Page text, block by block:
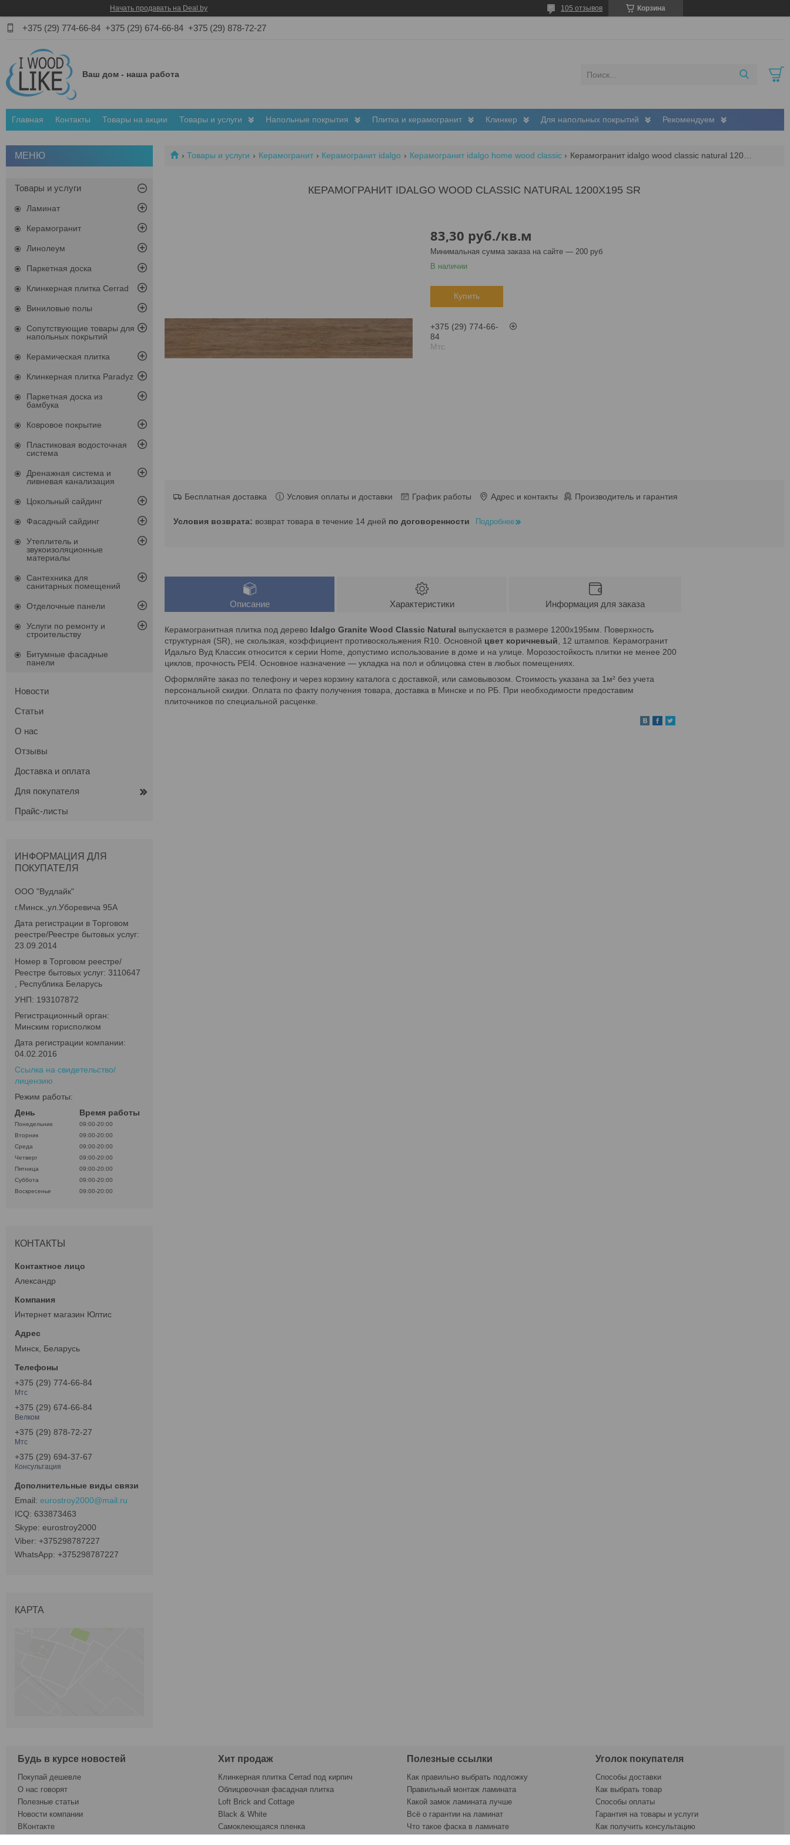
Начать продавать на Deal.by Корзина
105 отзывов
+375 (29) 774-66-84 +375 (29) 674-66-84 +375 (29) 878-72-27
Ваш дом - наша работа
Главная Контакты Товары на акции Товары и услуги Напольные покрытия Плитка и керамогранит Клинкер Для напольных покрытий Рекомендуем
Товары и услуги Керамогранит Керамогранит idalgo Керамогранит idalgo home wood classic
КЕРАМОГРАНИТ IDALGO WOOD CLASSIC NATURAL 1200Х195 SR
83,30 руб./кв.м
Минимальная сумма заказа на сайте — 200 руб
В наличии
Купить
+375 (29) 774-66-
84
Мтс
Бесплатная доставка Условия оплаты и доставки График работы Адрес и контакты Производитель и гарантия
возврат товара в течение 14 дней по договоренности Подробнее
Описание Характеристики Информация для заказа
Керамогранитная плитка под дерево Idalgo Granite Wood Classic Natural выпускается в размере 1200х195мм. Поверхность
структурная (SR), не скользкая, коэффициент противоскольжения R10. Основной цвет коричневый , 12 штампов. Керамогранит
Идальго Вуд Классик относится к серии Home, допустимо использование в доме и на улице. Морозостойкость плитки не менее 200
циклов, прочность PEI4. Основное назначение — укладка на пол и облицовка стен в любых помещениях.
Оформляйте заказ по телефону и через корзину каталога с доставкой, или самовывозом. Стоимость указана за 1м² без учета
персональной скидки. Оплата по факту получения товара, доставка в Минске и по РБ. При необходимости предоставим
плиточников по специальной расценке.
Товары и услуги
Ламинат
Керамогранит
Линолеум
Паркетная доска
Клинкерная плитка Cerrad
Виниловые полы
Сопутствующие товары для
напольных покрытий
Керамическая плитка
Клинкерная плитка Paradyz
Паркетная доска из
бамбука
Ковровое покрытие
Пластиковая водосточная
система
Дренажная система и
ливневая канализация
Цокольный сайдинг
Фасадный сайдинг
Утеплитель и
звукоизоляционные
материалы
Сантехника для
санитарных помещений
Отделочные панели
Услуги по ремонту и
строительству
Битумные фасадные
панели
Новости
Статьи
О нас
Отзывы
Доставка и оплата
Для покупателя
Прайс-листы
ИНФОРМАЦИЯ ДЛЯ
ПОКУПАТЕЛЯ
ООО "Вудлайк"
г.Минск.,ул.Уборевича 95А
Дата регистрации в Торговом
реестре/Реестре бытовых услуг:
23.09.2014
Номер в Торговом реестре/
Реестре бытовых услуг: 3110647
, Республика Беларусь
УНП: 193107872
Регистрационный орган:
Минским горисполком
Дата регистрации компании:
04.02.2016
Ссылка на свидетельство/
лицензию
Режим работы:
День
Время работы
Понедельник
09:00-20:00
Вторник
09:00-20:00
Среда
09:00-20:00
Четверг
09:00-20:00
Пятница
09:00-20:00
Суббота
09:00-20:00
Воскресенье
09:00-20:00
КОНТАКТЫ
Александр
Интернет магазин Юлтис
Минск, Беларусь
+375 (29) 774-66-84
Мтс
+375 (29) 674-66-84
Велком
+375 (29) 878-72-27
Мтс
+375 (29) 694-37-67
Консультация
eurostroy2000@mail.ru
633873463
eurostroy2000
+375298787227
+375298787227
КАРТА
Будь в курсе новостей
Покупай дешевле
О нас говорят
Полезные статьи
Новости компании
ВКонтакте
Хит продаж
Клинкерная плитка Cerrad под кирпич
Облицовочная фасадная плитка
Loft Brick and Cottage
Black & White
Самоклеющаяся пленка
Полезные ссылки
Как правильно выбрать подложку
Правильный монтаж ламината
Какой замок ламината лучше
Всё о гарантии на ламинат
Что такое фаска в ламинате
Уголок покупателя
Способы доставки
Как выбрать товар
Способы оплаты
Гарантия на товары и услуги
Как получить консультацию